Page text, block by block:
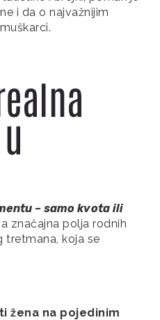
i da o najvažnijim
– samo kvota ili
značajna polja rodnih
tretmana, koja se
žena na pojedinim